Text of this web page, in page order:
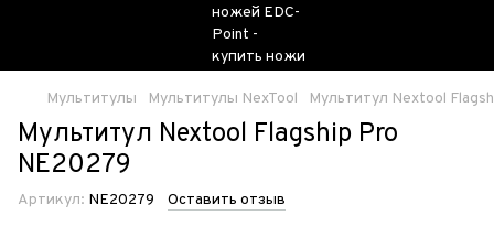
Мультитулы Мультитулы NexTool Мультитул Nextool
Мультитул Nextool Flagship Pro
NE20279
Артикул: NE20279 Оставить отзыв